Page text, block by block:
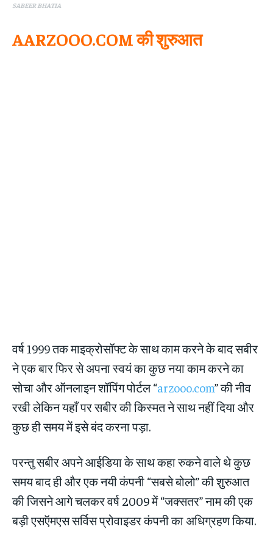
SABEER BHATIA
AARZOOO.COM की शुरुआत
वर्ष 1999 तक माइक्रोसॉफ्ट के साथ काम करने के बाद सबीर
ने एक बार फिर से अपना स्वयं का कुछ नया काम करने का
सोचा और ऑनलाइन शॉपिंग पोर्टल “arzooo.com” की नीव
रखी लेकिन यहाँ पर सबीर की किस्मत ने साथ नहीं दिया और
कुछ ही समय में इसे बंद करना पड़ा.
परन्तु सबीर अपने आईडिया के साथ कहा रुकने वाले थे कुछ
समय बाद ही और एक नयी कंपनी “सबसे बोलो” की शुरुआत
की जिसने आगे चलकर वर्ष 2009 में “जक्सतर” नाम की एक
बड़ी एसऍमएस सर्विस प्रोवाइडर कंपनी का अधिग्रहण किया.